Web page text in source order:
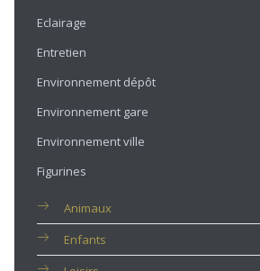
Eclairage
Entretien
Environnement dépôt
Environnement gare
Environnement ville
Figurines
Animaux
Enfants